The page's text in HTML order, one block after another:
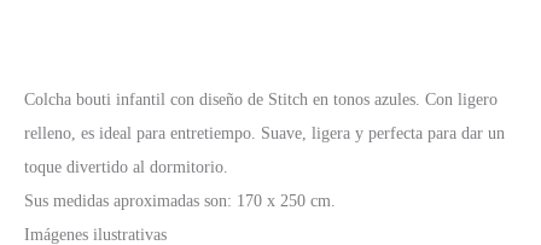
Colcha bouti infantil con diseño de Stitch en tonos azules. Con ligero
relleno, es ideal para entretiempo. Suave, ligera y perfecta para dar un
toque divertido al dormitorio.
Sus medidas aproximadas son: 170 x 250 cm.
Imágenes ilustrativas